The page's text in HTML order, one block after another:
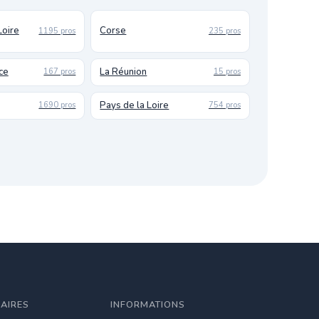
1195 pros Corse 235 pros
167 pros La Réunion 15 pros
1690 pros Pays de la Loire 754 pros
INFORMATIONS